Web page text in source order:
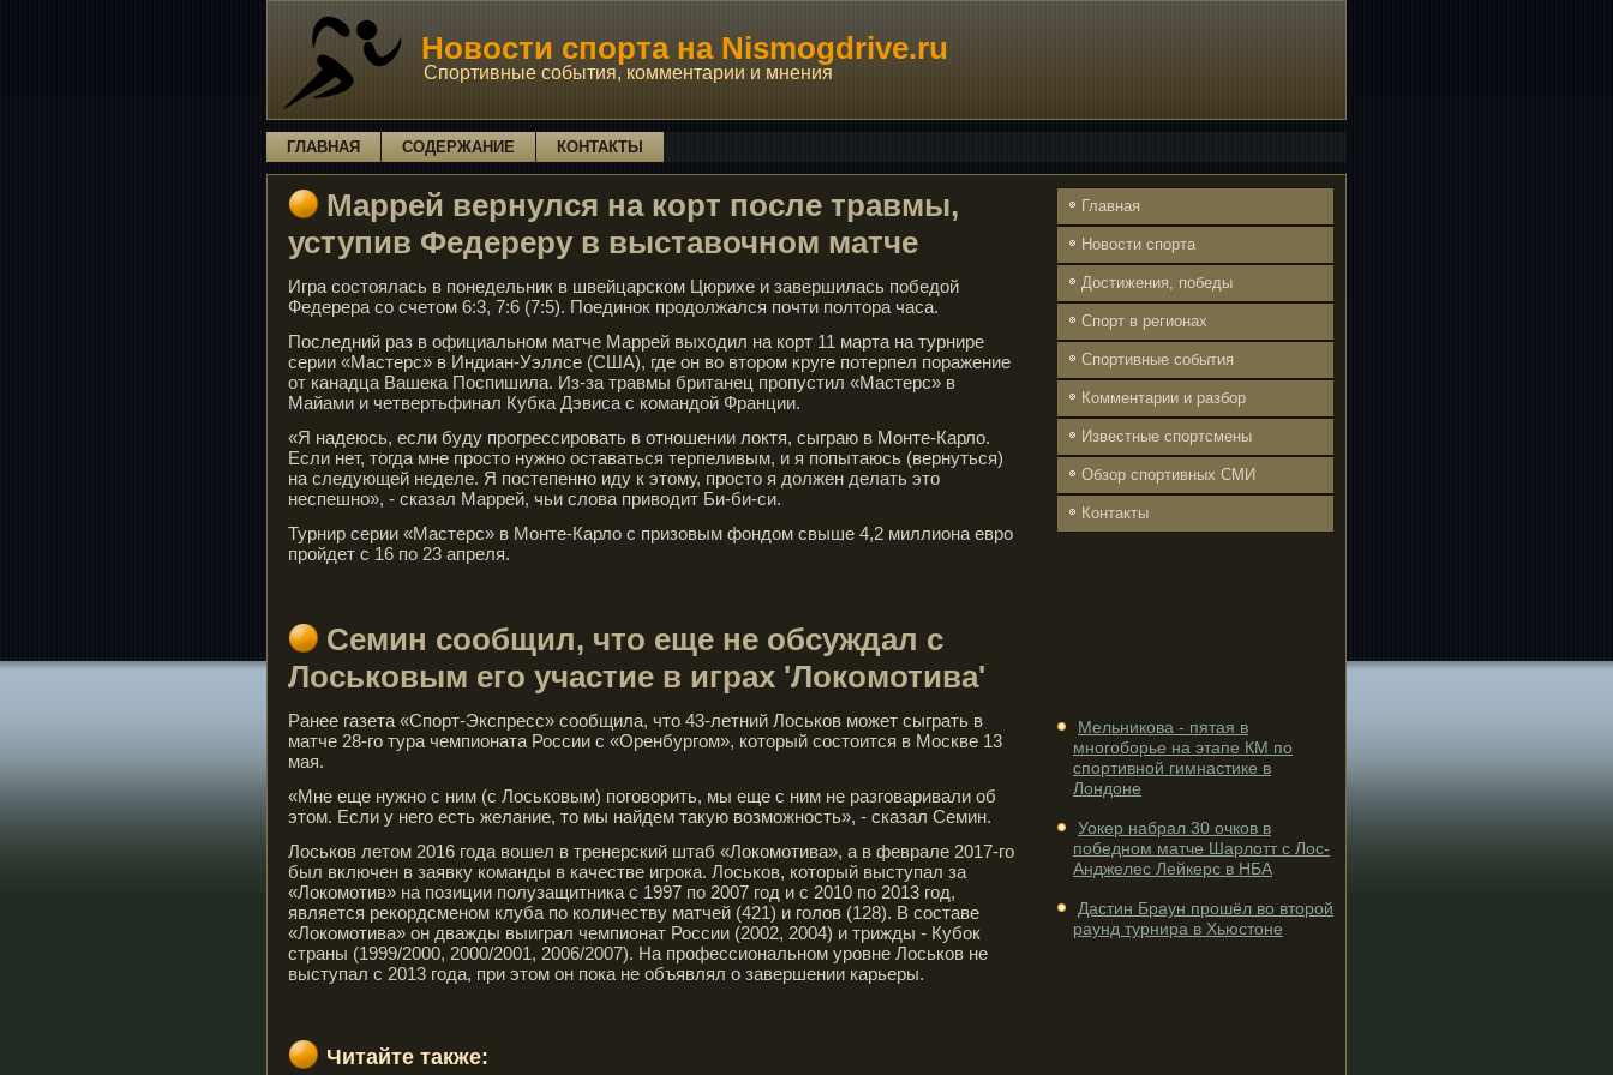
Новости спорта на Nismogdrive.ru
Спортивные события, комментарии и мнения
ГЛАВНАЯ СОДЕРЖАНИЕ КОНТАКТЫ
Маррей вернулся на корт после травмы,
уступив Федереру в выставочном матче
Игра состоялась в понедельник в швейцарском Цюрихе и завершилась победой
Федерера со счетом 6:3, 7:6 (7:5). Поединок продолжался почти полтора часа.
Последний раз в официальном матче Маррей выходил на корт 11 марта на турнире
серии «Мастерс» в Индиан-Уэллсе (США), где он во втором круге потерпел поражение
от канадца Вашека Поспишила. Из-за травмы британец пропустил «Мастерс» в
Майами и четвертьфинал Кубка Дэвиса с командой Франции.
«Я надеюсь, если буду прогрессировать в отношении локтя, сыграю в Монте-Карло.
Если нет, тогда мне просто нужно оставаться терпеливым, и я попытаюсь (вернуться)
на следующей неделе. Я постепенно иду к этому, просто я должен делать это
неспешно», - сказал Маррей, чьи слова приводит Би-би-си.
Турнир серии «Мастерс» в Монте-Карло с призовым фондом свыше 4,2 миллиона евро
пройдет с 16 по 23 апреля.
Семин сообщил, что еще не обсуждал с
Лоськовым его участие в играх 'Локомотива'
Ранее газета «Спорт-Экспресс» сообщила, что 43-летний Лоськов может сыграть в
матче 28-го тура чемпионата России с «Оренбургом», который состоится в Москве 13
мая.
«Мне еще нужно с ним (с Лоськовым) поговорить, мы еще с ним не разговаривали об
этом. Если у него есть желание, то мы найдем такую возможность», - сказал Семин.
Лоськов летом 2016 года вошел в тренерский штаб «Локомотива», а в феврале 2017-го
был включен в заявку команды в качестве игрока. Лоськов, который выступал за
«Локомотив» на позиции полузащитника с 1997 по 2007 год и с 2010 по 2013 год,
является рекордсменом клуба по количеству матчей (421) и голов (128). В составе
«Локомотива» он дважды выиграл чемпионат России (2002, 2004) и трижды - Кубок
страны (1999/2000, 2000/2001, 2006/2007). На профессиональном уровне Лоськов не
выступал с 2013 года, при этом он пока не объявлял о завершении карьеры.
Читайте также:
Главная
Новости спорта
Достижения, победы
Спорт в регионах
Спортивные события
Комментарии и разбор
Известные спортсмены
Обзор спортивных СМИ
Контакты
Мельникова - пятая в
многоборье на этапе КМ по
спортивной гимнастике в
Лондоне
Уокер набрал 30 очков в
победном матче Шарлотт с Лос-
Анджелес Лейкерс в НБА
Дастин Браун прошёл во второй
раунд турнира в Хьюстоне